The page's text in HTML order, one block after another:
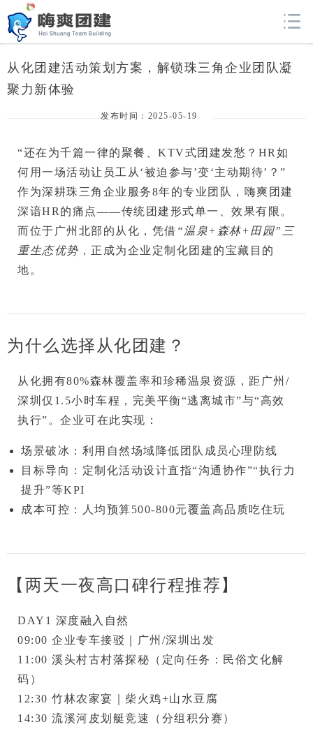
从化团建活动策划方案，解锁珠三角企业团队凝
聚力新体验
发布时间：2025-05-19
“还在为千篇一律的聚餐、KTV式团建发愁？HR如
何用一场活动让员工从‘被迫参与’变‘主动期待’？”
作为深耕珠三角企业服务8年的专业团队， 嗨爽团建
深谙HR的痛点——传统团建形式单一、效果有限。
而位于广州北部的 从化 ，凭借 “温泉+森林+田园”三
重生态优势 ，正成为企业定制化团建的宝藏目的
地。
为什么选择从化团建？
从化拥有80%森林覆盖率和珍稀温泉资源 ，距广州/
深圳仅1.5小时车程，完美平衡“逃离城市”与“高效
执行”。企业可在此实现：
场景破冰 ：利用自然场域降低团队成员心理防线
目标导向 ：定制化活动设计直指“沟通协作”“执行力
提升”等KPI
成本可控 ：人均预算500-800元覆盖高品质吃住玩
【两天一夜高口碑行程推荐】
DAY1 深度融入自然
09:00 企业专车接驳｜广州/深圳出发
11:00 溪头村古村落探秘 （定向任务：民俗文化解
码）
12:30 竹林农家宴 ｜柴火鸡+山水豆腐
14:30 流溪河皮划艇竞速
（分组积分赛）